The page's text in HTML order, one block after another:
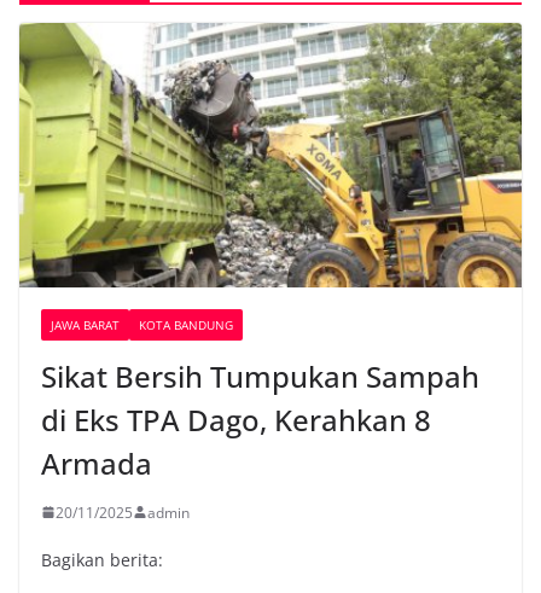
JAWA BARAT KOTA BANDUNG
Sikat Bersih Tumpukan Sampah
di Eks TPA Dago, Kerahkan 8
Armada
20/11/2025 admin
Bagikan berita: